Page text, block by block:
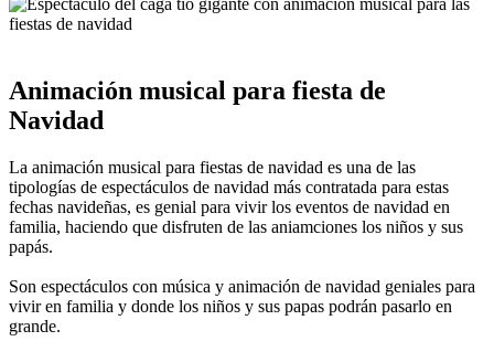
Animación musical para fiesta de
Navidad
La animación musical para fiestas de navidad es una de las
tipologías de espectáculos de navidad más contratada para estas
fechas navideñas, es genial para vivir los eventos de navidad en
familia, haciendo que disfruten de las aniamciones los niños y sus
papás.
Son espectáculos con música y animación de navidad geniales para
vivir en familia y donde los niños y sus papas podrán pasarlo en
grande.